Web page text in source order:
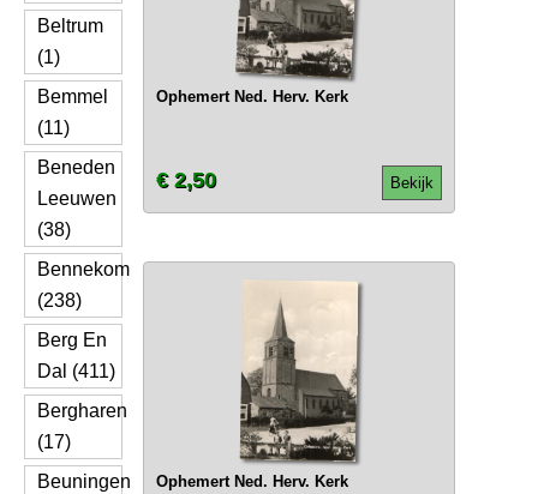
Beltrum
(1)
Bemmel
(11)
Beneden
Leeuwen
(38)
Bennekom
(238)
Berg En
Dal (411)
Bergharen
(17)
Beuningen
Ophemert Ned. Herv. Kerk
Bekijk
€ 2,50
Ophemert Ned. Herv. Kerk